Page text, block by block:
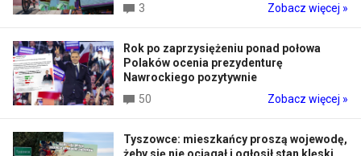
3 Zobacz więcej »
Rok po zaprzysiężeniu ponad połowa
Polaków ocenia prezydenturę
Nawrockiego pozytywnie
50
Zobacz więcej »
Tyszowce: mieszkańcy proszą wojewodę,